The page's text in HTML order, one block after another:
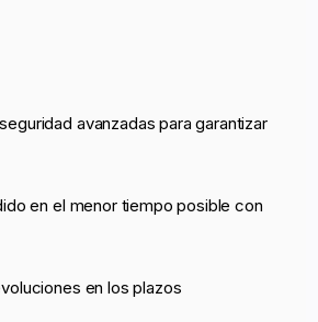
avanzadas para garantizar
en el menor tiempo posible con
en los plazos